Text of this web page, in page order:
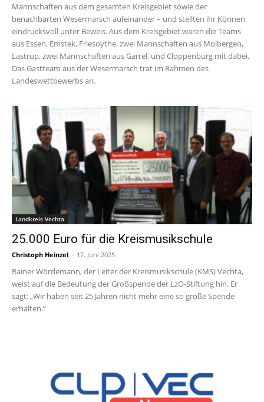
Mannschaften aus dem gesamten Kreisgebiet sowie der
benachbarten Wesermarsch aufeinander – und stellten ihr Können
eindrucksvoll unter Beweis. Aus dem Kreisgebiet waren die Teams
aus Essen, Emstek, Friesoythe, zwei Mannschaften aus Molbergen,
Lastrup, zwei Mannschaften aus Garrel, und Cloppenburg mit dabei.
Das Gastteam aus der Wesermarsch trat im Rahmen des
Landeswettbewerbs an.
Landkreis Vechta
25.000 Euro für die Kreismusikschule
Christoph Heinzel - 17. Juni 2025
Rainer Wördemann, der Leiter der Kreismusikschule (KMS) Vechta,
weist auf die Bedeutung der Großspende der LzO-Stiftung hin. Er
sagt: „Wir haben seit 25 Jahren nicht mehr eine so große Spende
erhalten.“